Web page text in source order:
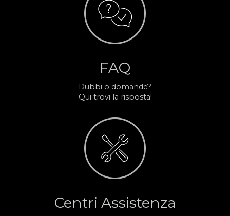
FAQ
Dubbi o domande?
Qui trovi la risposta!
Centri Assistenza